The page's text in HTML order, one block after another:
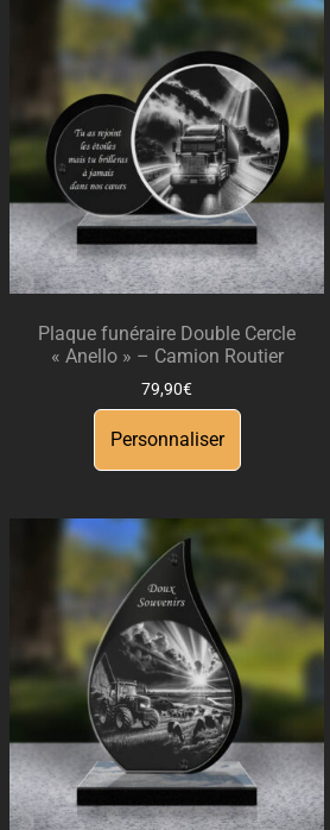
Plaque funéraire Double Cercle
« Anello » – Camion Routier
79,90€
Personnaliser